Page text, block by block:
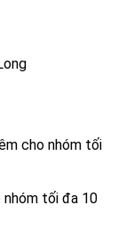
cho nhóm tối
nhóm tối đa 10